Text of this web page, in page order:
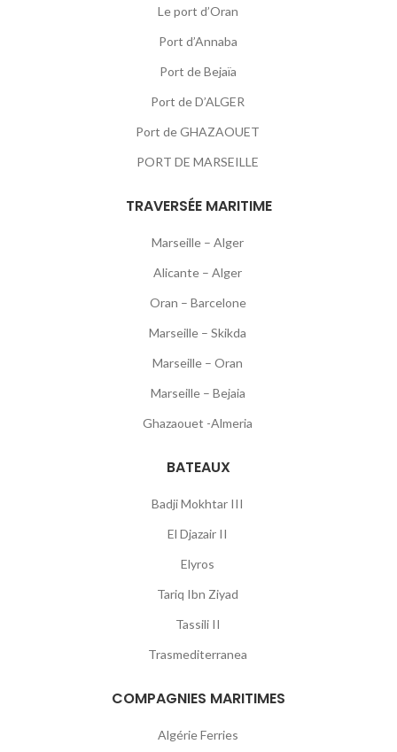
Le port d’Oran
Port d’Annaba
Port de Bejaïa
Port de D’ALGER
Port de GHAZAOUET
PORT DE MARSEILLE
TRAVERSÉE MARITIME
Marseille – Alger
Alicante – Alger
Oran – Barcelone
Marseille – Skikda
Marseille – Oran
Marseille – Bejaia
Ghazaouet -Almeria
BATEAUX
Badji Mokhtar III
El Djazair II
Elyros
Tariq Ibn Ziyad
Tassili II
Trasmediterranea
COMPAGNIES MARITIMES
Algérie Ferries